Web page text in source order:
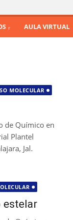
AULA VIRTUAL
MOLECULAR
de Químico en
Plantel
Jal.
estelar